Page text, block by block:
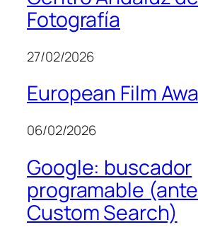
Fotografía
27/02/2026
European Film
06/02/2026
Google: buscador
programable
Custom Search)